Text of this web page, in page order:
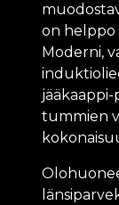
on helppo
Moderni,
jääkaappi-
tummien